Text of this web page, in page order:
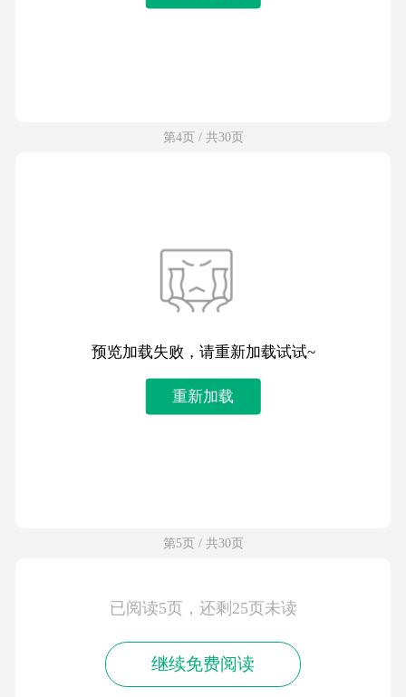
第4页 / 共30页
预览加载失败，请重新加载试试~
重新加载
第5页 / 共30页
已阅读5页，还剩25页未读
继续免费阅读